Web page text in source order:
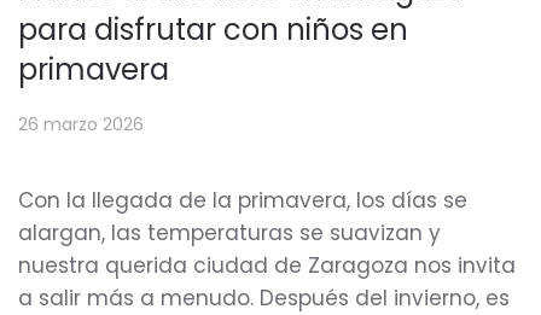
para disfrutar con niños en
primavera
26 marzo 2026
Con la llegada de la primavera, los días se
alargan, las temperaturas se suavizan y
nuestra querida ciudad de Zaragoza nos invita
a salir más a menudo. Después del invierno, es